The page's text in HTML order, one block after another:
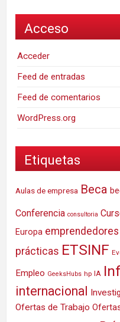
Acceso
Acceder
Feed de entradas
Feed de comentarios
WordPress.org
Etiquetas
Aulas de empresa Beca
Conferencia consultoria
Europa emprendedores
prácticas ETSINF
Empleo GeeksHubs hp IA
internacional
Ofertas de Trabajo